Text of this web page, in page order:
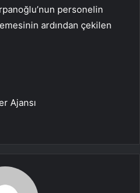
personelin
ardından çekilen
Ajansı